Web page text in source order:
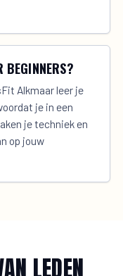
BEGINNERS?
Alkmaar leer je
je in een
je techniek en
op jouw
LEDEN